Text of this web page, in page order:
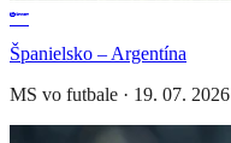
Španielsko – Argentína
MS vo futbale · 19. 07. 2026